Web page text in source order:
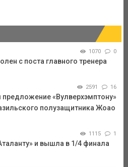
1070 0
с поста главного тренера
2591 16
предложение «Вулверхэмптону»
полузащитника Жоао
1115 1
и вышла в 1/4 финала